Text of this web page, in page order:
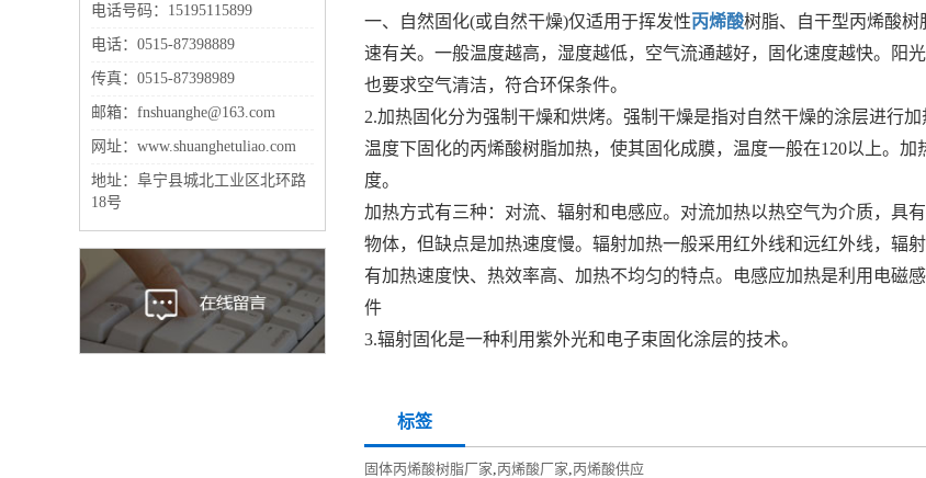
电话号码：15195115899
电话：0515-87398889
传真：0515-87398989
邮箱：fnshuanghe@163.com
网址：www.shuanghetuliao.com
地址：阜宁县城北工业区北环路
18号
一、自然固化(或自然干燥)仅适用于挥发性丙烯酸树脂、自干型丙烯酸
速有关。一般温度越高，湿度越低，空气流通越好，固化速度越快。阳
也要求空气清洁，符合环保条件。
2.加热固化分为强制干燥和烘烤。强制干燥是指对自然干燥的涂层进行
温度下固化的丙烯酸树脂加热，使其固化成膜，温度一般在120以上。
度。
加热方式有三种：对流、辐射和电感应。对流加热以热空气为介质，具
物体，但缺点是加热速度慢。辐射加热一般采用红外线和远红外线，辐
有加热速度快、热效率高、加热不均匀的特点。电感应加热是利用电磁
件
3.辐射固化是一种利用紫外光和电子束固化涂层的技术。
标签
固体丙烯酸树脂厂家,丙烯酸厂家,丙烯酸供应